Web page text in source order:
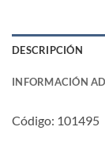
DESCRIPCIÓN
INFORMACIÓN
Código: 101495